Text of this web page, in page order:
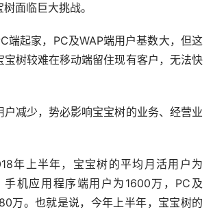
面临巨大挑战。
端起家，PC及WAP端用户基数大，但这
宝树较难在移动端留住现有客户，无法快
户减少，势必影响宝宝树的业务、经营业
年上半年，宝宝树的平均月活用户为
机应用程序端用户为1600万，PC及
万。也就是说，今年上半年，宝宝树的